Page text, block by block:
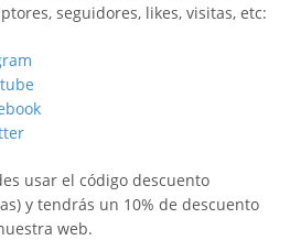
seguidores, likes, visitas, etc:
usar el código descuento
y tendrás un 10% de descuento
web.